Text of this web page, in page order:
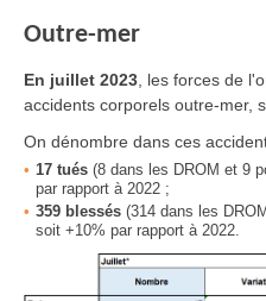
Outre-mer
En juillet 2023 , les forces de
accidents corporels outre-mer,
On dénombre dans ces
17 tués (8 dans les DROM et 9
par rapport à 2022 ;
359 blessés (314 dans les
soit +10% par rapport à 2022.